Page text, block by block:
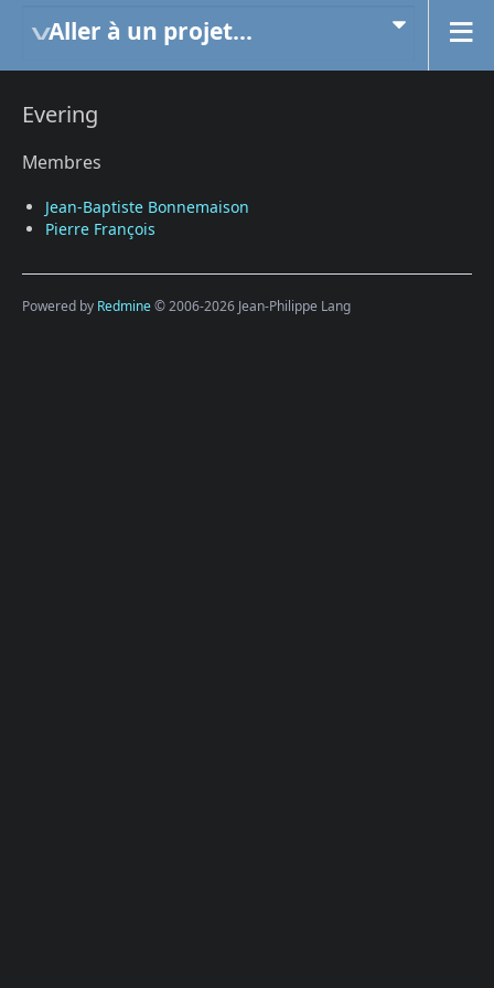
Aller à un projet...
Evering
Membres
Jean-Baptiste Bonnemaison
Pierre François
Powered by Redmine© 2006-2026 Jean-Philippe Lang